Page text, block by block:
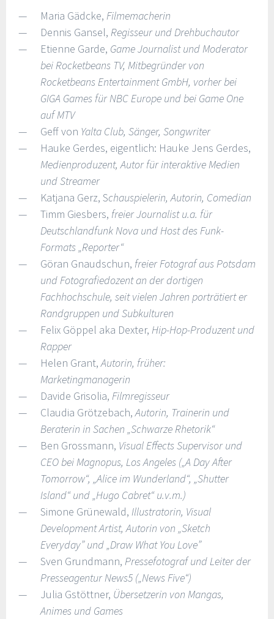
Maria Gädcke, Filmemacherin
Dennis Gansel, Regisseur und Drehbuchautor
Etienne Garde, Game Journalist und Moderator
bei Rocketbeans TV, Mitbegründer von
Rocketbeans Entertainment GmbH, vorher bei
GIGA Games für NBC Europe und bei Game One
auf MTV
Geff von Yalta Club, Sänger, Songwriter
Hauke Gerdes, eigentlich: Hauke Jens Gerdes,
Medienproduzent, Autor für interaktive Medien
und Streamer
Katjana Gerz, Schauspielerin, Autorin, Comedian
Timm Giesbers, freier Journalist u.a. für
Deutschlandfunk Nova und Host des Funk-
Formats „Reporter“
Göran Gnaudschun, freier Fotograf aus Potsdam
und Fotografiedozent an der dortigen
Fachhochschule, seit vielen Jahren porträtiert er
Randgruppen und Subkulturen
Felix Göppel aka Dexter, Hip-Hop-Produzent und
Rapper
Helen Grant,Autorin, früher:
Marketingmanagerin
Davide Grisolia, Filmregisseur
Claudia Grötzebach,Autorin, Trainerin und
Beraterin in Sachen „Schwarze Rhetorik“
Ben Grossmann, Visual Effects Supervisor und
CEO bei Magnopus, Los Angeles („A Day After
Tomorrow“, „Alice im Wunderland“, „Shutter
Island“ und „Hugo Cabret“ u.v.m.)
Simone Grünewald, Illustratorin, Visual
Development Artist, Autorin von „Sketch
Everyday” und „Draw What You Love”
Sven Grundmann, Pressefotograf und Leiter der
Presseagentur News5 („News Five“)
Julia Gstöttner, Übersetzerin von Mangas,
Animes und Games